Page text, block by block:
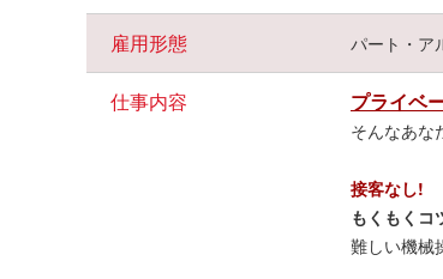
雇用形態 パート・ア
仕事内容 プライベ
そんなあな
接客なし!
もくもくコ
難しい機械